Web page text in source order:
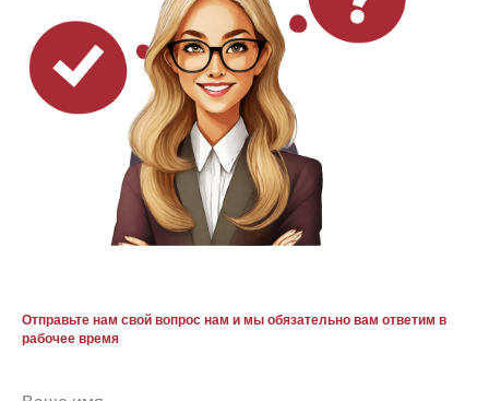
Отправьте нам свой вопрос нам и мы обязательно вам ответим в
рабочее время